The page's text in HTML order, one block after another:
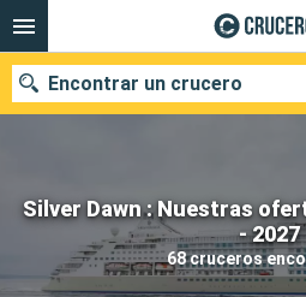
Silver Dawn : Nuestras
- 2027
68 cruceros
Encontrar un crucero
Nuestros destinos
Fecha de salida